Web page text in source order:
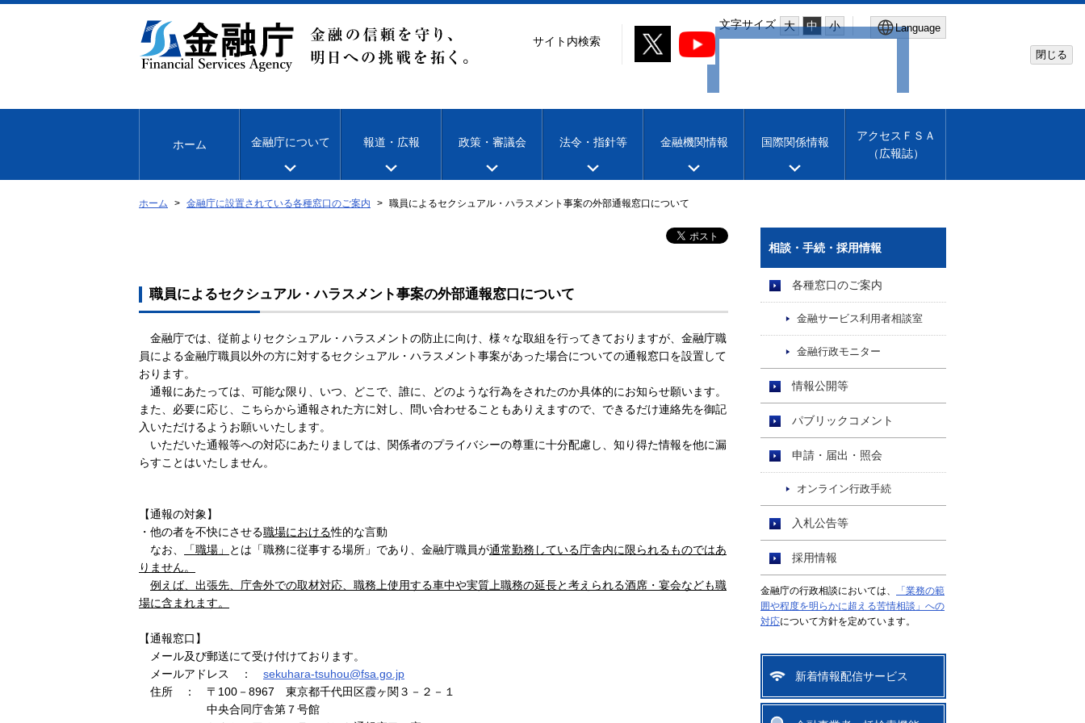
文
移
文字サイズ 大 中 小 Language
Machine translation
閉じる
サイト内検索
ホーム 金融庁について 報道・広報 政策・審議会 法令・指針等 金融機関情報 国際関係情報
アクセスＦＳＡ
（広報誌）
ホーム 金融庁に設置されている各種窓口のご案内 職員によるセクシュアル・ハラスメント事案の外部通報窓口について
職員によるセクシュアル・ハラスメント事案の外部通報窓口について
金融庁では、従前よりセクシュアル・ハラスメントの防止に向け、様々な取組を行ってきておりますが、金融庁職
員による金融庁職員以外の方に対するセクシュアル・ハラスメント事案があった場合についての通報窓口を設置して
おります。
通報にあたっては、可能な限り、いつ、どこで、誰に、どのような行為をされたのか具体的にお知らせ願います。
また、必要に応じ、こちらから通報された方に対し、問い合わせることもありえますので、できるだけ連絡先を御記
入いただけるようお願いいたします。
いただいた通報等への対応にあたりましては、関係者のプライバシーの尊重に十分配慮し、知り得た情報を他に漏
らすことはいたしません。
【通報の対象】
・他の者を不快にさせる職場における性的な言動
なお、
「職場」 とは「職務に従事する場所」であり、金融庁職員が通常勤務している庁舎内に限られるものではあ
りません。
例えば、出張先、庁舎外での取材対応、職務上使用する車中や実質上職務の延長と考えられる酒席・宴会なども職
場に含まれます。
【通報窓口】
メール及び郵送にて受け付けております。
メールアドレス ： sekuhara-tsuhou@fsa.go.jp
住所 ： 〒100－8967 東京都千代田区霞ヶ関３－２－１
中央合同庁舎第７号館
相談・手続・採用情報
各種窓口のご案内
金融サービス利用者相談室
金融行政モニター
情報公開等
パブリックコメント
申請・届出・照会
オンライン行政手続
入札公告等
採用情報
金融庁の行政相談においては、
「業務の範
囲や程度を明らかに超える苦情相談」への
対応について方針を定めています。
新着情報配信サービス